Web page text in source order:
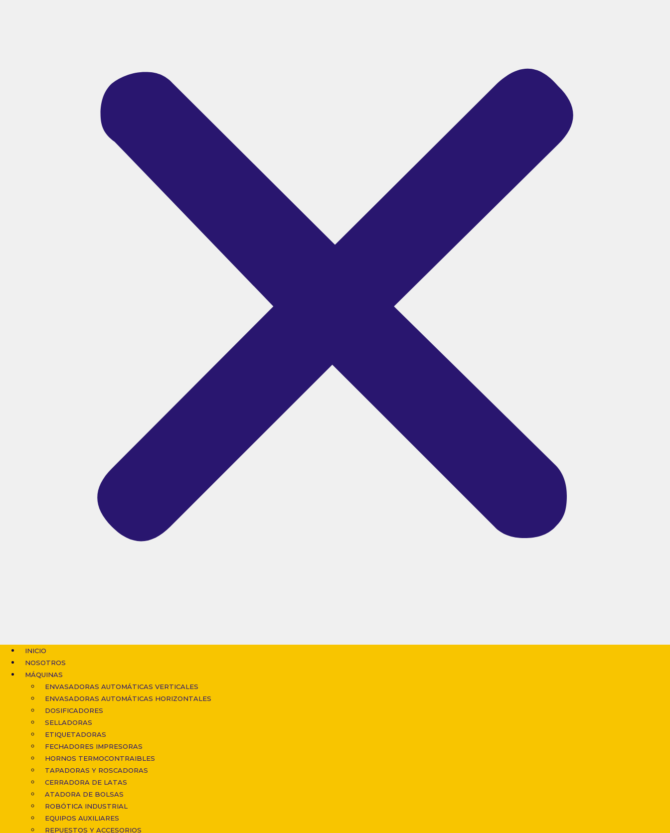
INICIO
NOSOTROS
MÁQUINAS
ENVASADORAS AUTOMÁTICAS VERTICALES
ENVASADORAS AUTOMÁTICAS HORIZONTALES
DOSIFICADORES
SELLADORAS
ETIQUETADORAS
FECHADORES IMPRESORAS
HORNOS TERMOCONTRAIBLES
TAPADORAS Y ROSCADORAS
CERRADORA DE LATAS
ATADORA DE BOLSAS
ROBÓTICA INDUSTRIAL
EQUIPOS AUXILIARES
REPUESTOS Y ACCESORIOS